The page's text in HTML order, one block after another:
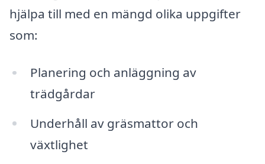
hjälpa till med en mängd olika uppgifter
som:
Planering och anläggning av
trädgårdar
Underhåll av gräsmattor och
växtlighet